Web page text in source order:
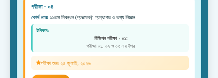
পরীক্ষা - ০৪
কোর্স নামঃ ১৯তম নিবন্ধন (প্রভাষক): গ্রন্থাগার ও তথ্য বিজ্ঞান
টপিকসঃ
রিভিশন পরীক্ষা - ০১:
পরীক্ষা ০১, ০২ ও ০৩ এর উপর
পরীক্ষা শুরুঃ ২৫ জুলাই, ২০২৬